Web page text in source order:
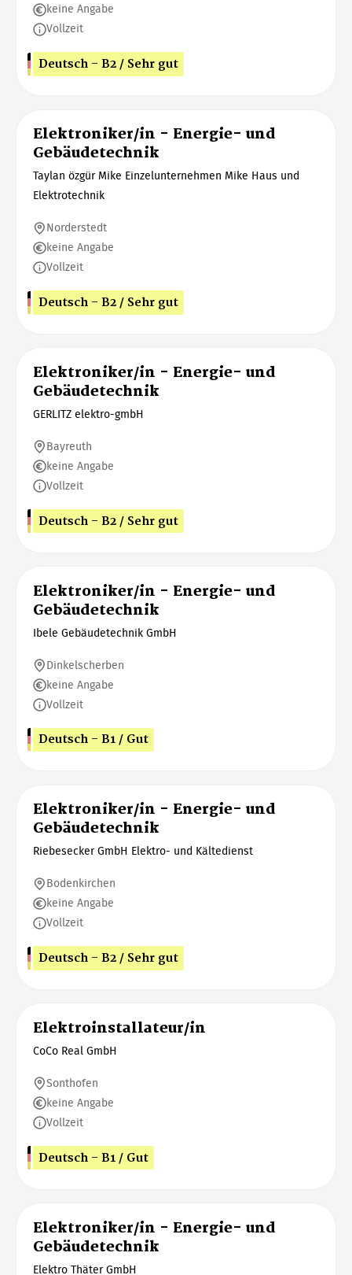
keine Angabe
Vollzeit
Deutsch - B2 / Sehr gut
Elektroniker/in - Energie- und
Gebäudetechnik
Taylan özgür Mike Einzelunternehmen Mike Haus und
Elektrotechnik
Norderstedt
keine Angabe
Vollzeit
Deutsch - B2 / Sehr gut
Elektroniker/in - Energie- und
Gebäudetechnik
GERLITZ elektro-gmbH
Bayreuth
keine Angabe
Vollzeit
Deutsch - B2 / Sehr gut
Elektroniker/in - Energie- und
Gebäudetechnik
Ibele Gebäudetechnik GmbH
Dinkelscherben
keine Angabe
Vollzeit
Deutsch - B1 / Gut
Elektroniker/in - Energie- und
Gebäudetechnik
Riebesecker GmbH Elektro- und Kältedienst
Bodenkirchen
keine Angabe
Vollzeit
Deutsch - B2 / Sehr gut
Elektroinstallateur/in
CoCo Real GmbH
Sonthofen
keine Angabe
Vollzeit
Deutsch - B1 / Gut
Elektroniker/in - Energie- und
Gebäudetechnik
Elektro Thäter GmbH